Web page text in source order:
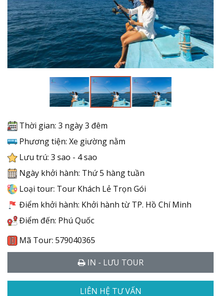
Thời gian: 3 ngày 3 đêm
Phương tiện: Xe giường nằm
Lưu trú: 3 sao - 4 sao
Ngày khởi hành: Thứ 5 hàng tuần
Loại tour: Tour Khách Lẻ Trọn Gói
Điểm khởi hành: Khởi hành từ TP. Hồ Chí Minh
Điểm đến: Phú Quốc
Mã Tour: 579040365
IN - LƯU TOUR
LIÊN HỆ TƯ VẤN